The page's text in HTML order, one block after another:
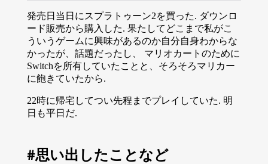
発売日当日にスプラトゥーン2を買った. ダウンロ
ード販売から購入した. 果たしてどこまで私がこ
ういうゲームに興味があるのか自分自身わからな
かったが、話題だったし、 マリオカートのために
Switchを所有していたことと、そろそろマリカー
に飽きていたから.
22時に帰宅してつい先程までプレイしていた. 明
日も平日だ.
思い出したことなど